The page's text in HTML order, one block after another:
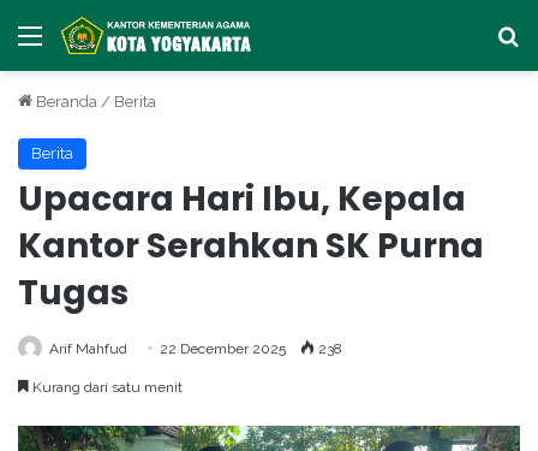
Menu
Beranda / Berita
Berita
Upacara Hari Ibu, Kepala
Kantor Serahkan SK Purna
Tugas
Arif Mahfud 22 December 2025 238
Kurang dari satu menit